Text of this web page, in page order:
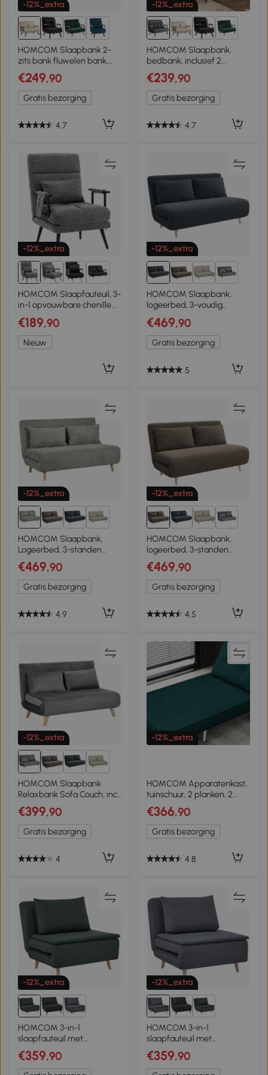
-12%_extra
7+
HOMCOM Slaapbank 2-
zits bank fluwelen bank,
slaapfunctie, incl. 2 kussens,
fluweel-look, naturel +
Beige + Zwart
€249,90
Gratis bezorging
4.7
-12%_extra
7+
HOMCOM Slaapbank,
bedbank, inclusief 2
kussens, fluweelachtige
uitstraling, natuurlijk + grijs
€239,90
Gratis bezorging
4.7
-12%_extra
2+
HOMCOM Slaapfauteuil, 3-
in-1 opvouwbare chenille
eenzitsfauteuil met Click-
Clack-rugleuning, grijs
€189,90
Nieuw
-12%_extra
1+
HOMCOM Slaapbank,
logeerbed, 3-voudig
verstelbare rugleuning,
corduroy-look, tot 120 kg,
141 x 90 x 81 cm, Donkergrijs
€469,90
Gratis bezorging
5
-12%_extra
1+
HOMCOM Slaapbank,
Logeerbed, 3-standen
Verstelbare Rugleuning,
Linnenlook, tot 120 kg, 141 x
90 x 81 cm, Grijs
€469,90
Gratis bezorging
4.9
-12%_extra
1+
HOMCOM Slaapbank,
logeerbed, 3-standen
verstelbare rugleuning,
cordstof, tot 120 kg, 141 x 90
x 81 cm, donkerbruin
€469,90
Gratis bezorging
4.5
-12%_extra
HOMCOM Slaapbank
Relaxbank Sofa Couch, incl.
2 kussens, fluweel-look, 130
x 78 x 79 cm, grijs
€399,90
Gratis bezorging
4
-12%_extra
HOMCOM Apparatenkast,
tuinschuur, 2 planken, 2
deuren, weerbestendig,
natuurlijk hout, 79 x 49 x
190 cm
€366,90
Gratis bezorging
4.8
-12%_extra
HOMCOM 3-in-1
slaapfauteuil met
bedfunctie, ligfauteuil,
verstelbare rugleuning,
beukenhouten poten,
€359,90
-12%_extra
HOMCOM 3-in-1
slaapfauteuil met
bedfunctie, ligfauteuil,
verstelbare rugleuning,
beukenhouten poten,
€359,90